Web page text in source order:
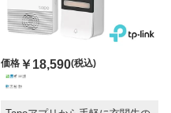
価格￥18,590(税込)